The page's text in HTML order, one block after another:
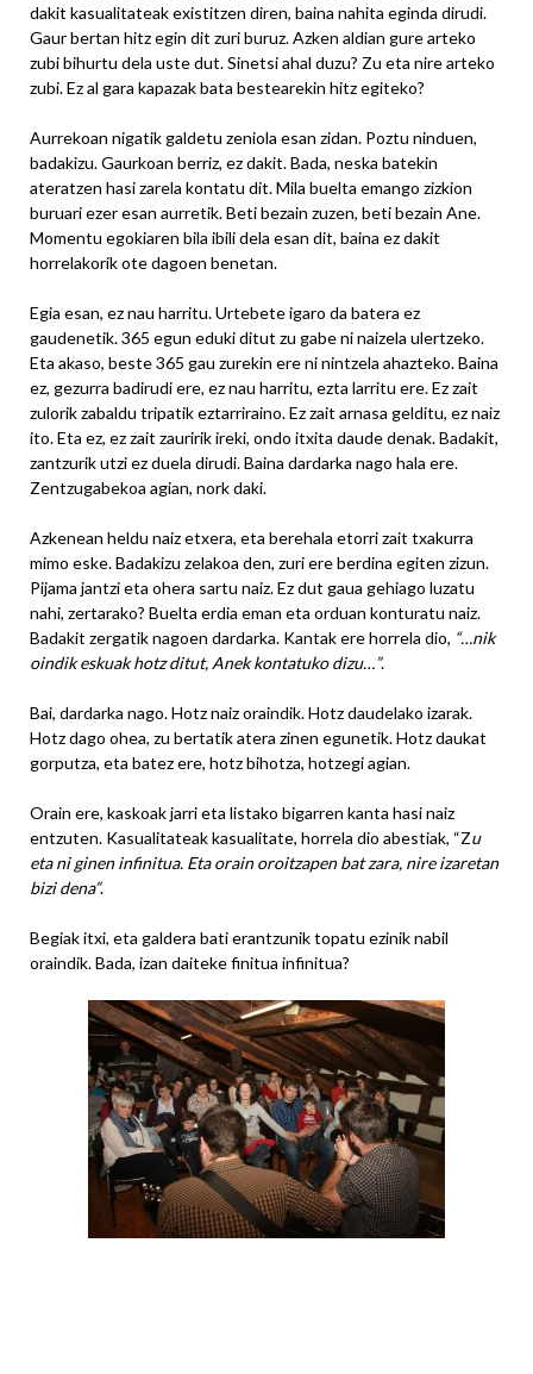
dakit kasualitateak existitzen diren, baina nahita eginda dirudi.
Gaur bertan hitz egin dit zuri buruz. Azken aldian gure arteko
zubi bihurtu dela uste dut. Sinetsi ahal duzu? Zu eta nire arteko
zubi. Ez al gara kapazak bata bestearekin hitz egiteko?
Aurrekoan nigatik galdetu zeniola esan zidan. Poztu ninduen,
badakizu. Gaurkoan berriz, ez dakit. Bada, neska batekin
ateratzen hasi zarela kontatu dit. Mila buelta emango zizkion
buruari ezer esan aurretik. Beti bezain zuzen, beti bezain Ane.
Momentu egokiaren bila ibili dela esan dit, baina ez dakit
horrelakorik ote dagoen benetan.
Egia esan, ez nau harritu. Urtebete igaro da batera ez
gaudenetik. 365 egun eduki ditut zu gabe ni naizela ulertzeko.
Eta akaso, beste 365 gau zurekin ere ni nintzela ahazteko. Baina
ez, gezurra badirudi ere, ez nau harritu, ezta larritu ere. Ez zait
zulorik zabaldu tripatik eztarriraino. Ez zait arnasa gelditu, ez naiz
ito. Eta ez, ez zait zauririk ireki, ondo itxita daude denak. Badakit,
zantzurik utzi ez duela dirudi. Baina dardarka nago hala ere.
Zentzugabekoa agian, nork daki.
Azkenean heldu naiz etxera, eta berehala etorri zait txakurra
mimo eske. Badakizu zelakoa den, zuri ere berdina egiten zizun.
Pijama jantzi eta ohera sartu naiz. Ez dut gaua gehiago luzatu
nahi, zertarako? Buelta erdia eman eta orduan konturatu naiz.
Badakit zergatik nagoen dardarka. Kantak ere horrela dio, “…nik
oindik eskuak hotz ditut, Anek kontatuko dizu…”.
Bai, dardarka nago. Hotz naiz oraindik. Hotz daudelako izarak.
Hotz dago ohea, zu bertatik atera zinen egunetik. Hotz daukat
gorputza, eta batez ere, hotz bihotza, hotzegi agian.
Orain ere, kaskoak jarri eta listako bigarren kanta hasi naiz
entzuten. Kasualitateak kasualitate, horrela dio abestiak, “Zu
eta ni ginen infinitua. Eta orain oroitzapen bat zara, nire izaretan
bizi dena”.
Begiak itxi, eta galdera bati erantzunik topatu ezinik nabil
oraindik. Bada, izan daiteke finitua infinitua?